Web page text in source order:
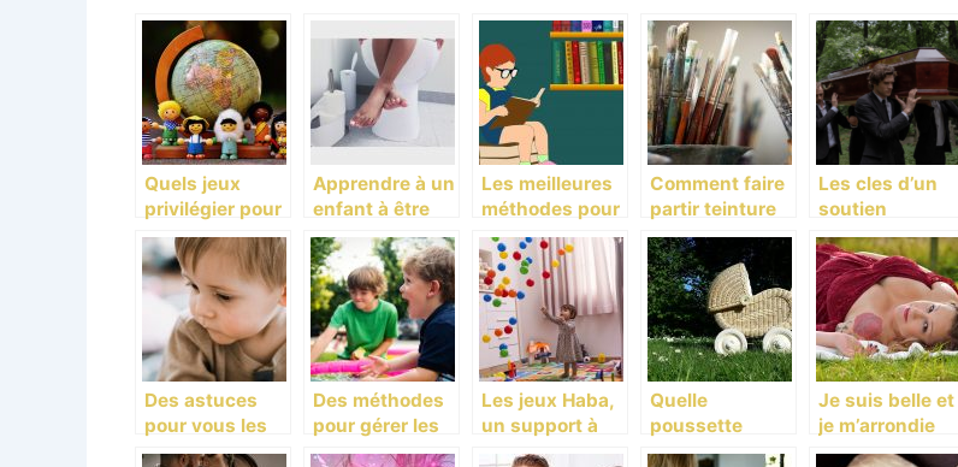
Quels jeux
privilégier pour
votre enfant ?
Apprendre à un
enfant à être
propre.
Les meilleures
méthodes pour
apprendre
facilement le
français aux
enfants
Comment faire
partir teinture
sur vetement ?
Les cles d’un
soutien
funeraire
efficace : Un
accompagnem
ent
respectueux et
bienveillant
Des astuces
pour vous les
parents!
Des méthodes
pour gérer les
comportements
Les jeux Haba,
un support à
l’épanouisseme
Quelle
poussette
choisir lorsque
Je suis belle et
je m’arrondie